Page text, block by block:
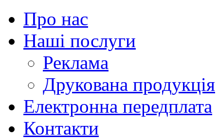
Про нас
Наші послуги
Реклама
Друкована продукція
Електронна передплата
Контакти